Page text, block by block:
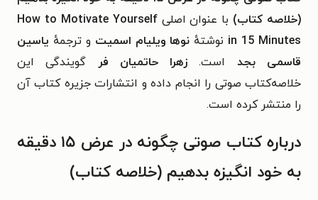
(خلاصه کتاب) با عنوان اصلی How to Motivate Yourself
in 15 Minutes نوشتهٔ نوها ویلیام اسمیت و ترجمهٔ یاسین
قاسمی بجد است. زهرا حاتمیان فر گویندگی این
خلاصه‌کتاب صوتی را انجام داده و انتشارات جزیره کتاب آن
را منتشر کرده است.
درباره کتاب صوتی چگونه در عرض ۱۵ دقیقه
به خود انگیزه بدهیم (خلاصه کتاب)